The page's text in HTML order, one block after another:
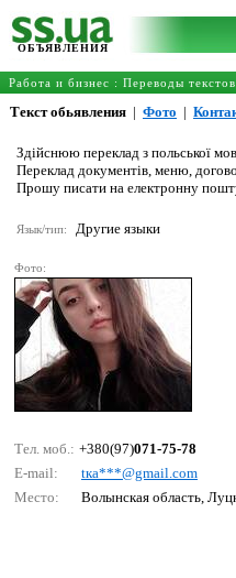
ОБЪЯВЛЕНИЯ
Работа и бизнес : Переводы текстов
Текст обьявления | Фото |
Здійснюю переклад з польської
Переклад документів, меню,
Прошу писати на електронну
Язык/тип: Другие языки
Фото:
Тел. моб.: +380(97)071-75-78
E-mail:
tка***@gmаil.соm
Место:
Волынская область,